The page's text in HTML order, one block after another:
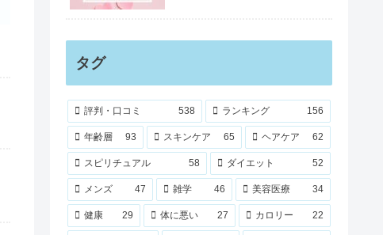
タグ
評判・口コミ 538 ランキング 156
年齢層 93 スキンケア 65 ヘアケア 62
スピリチュアル 58 ダイエット 52
メンズ 47 雑学 46 美容医療 34
健康 29 体に悪い 27 カロリー 22